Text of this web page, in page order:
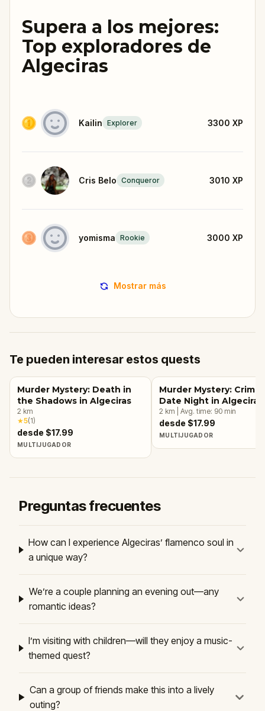
Supera a los mejores:
Top exploradores de
Algeciras
Kailin Explorer 3300 XP
Cris Belo Conqueror 3010 XP
yomisma Rookie 3000 XP
Mostrar más
Te pueden interesar estos quests
Murder Mystery: Death in
the Shadows in Algeciras
2 km
★5(1)
desde $17.99
MULTIJUGADOR
Murder Mystery: Crime
Date Night in Algeciras
2 km Avg. time: 90 min
desde $17.99
MULTIJUGADOR
Preguntas frecuentes
How can I experience Algeciras’ flamenco soul in
a unique way?
We’re a couple planning an evening out—any
romantic ideas?
I’m visiting with children—will they enjoy a music-
themed quest?
Can a group of friends make this into a lively
outing?